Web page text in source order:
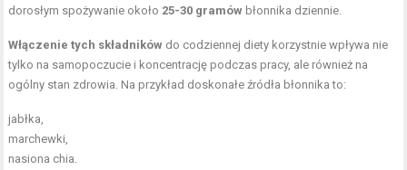
dorosłym spożywanie około 25-30 gramów błonnika dziennie.
Włączenie tych składników do codziennej diety korzystnie wpływa nie
tylko na samopoczucie i koncentrację podczas pracy, ale również na
ogólny stan zdrowia. Na przykład doskonałe źródła błonnika to:
jabłka,
marchewki,
nasiona chia.